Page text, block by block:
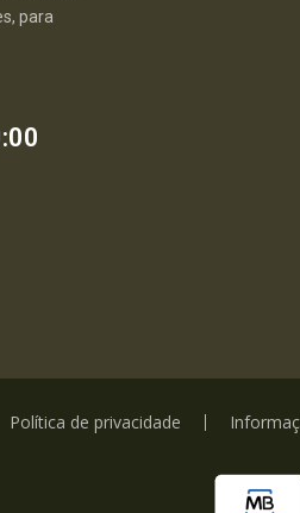
para
Política de privacidade